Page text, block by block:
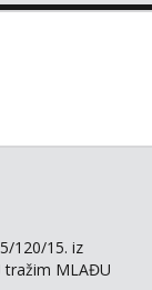
120/15. iz
tražim MLAĐU